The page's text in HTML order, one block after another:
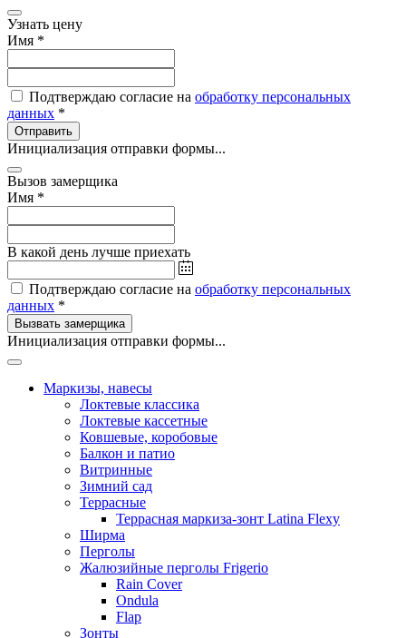
Узнать цену
Имя *
Подтверждаю согласие на обработку персональных
данных *
Отправить
Инициализация отправки формы...
Вызов замерщика
Имя *
В какой день лучше приехать
Подтверждаю согласие на обработку персональных
данных *
Вызвать замерщика
Инициализация отправки формы...
Маркизы, навесы
Локтевые классика
Локтевые кассетные
Ковшевые, коробовые
Балкон и патио
Витринные
Зимний сад
Террасные
Террасная маркиза-зонт Latina Flexy
Ширма
Перголы
Жалюзийные перголы Frigerio
Rain Cover
Ondula
Flap
Зонты